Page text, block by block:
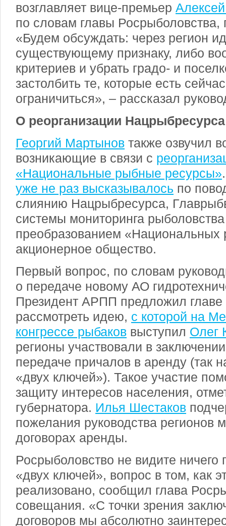
возглавляет вице-премьер
по словам главы Росрыболовства,
«Будем обсуждать: через регион
существующему признаку, либо
критериев и убрать градо- и
застолбить те, которые есть
ограничиться», – рассказал
О реорганизации Нацрыбресурса
Георгий Мартынов также озвучил
возникающие в связи с
«Национальные рыбные ресурсы»
уже не раз высказывалось по
слиянию Нацрыбресурса,
системы мониторинга
преобразованием «Национальных
акционерное общество.
Первый вопрос, по словам
о передаче новому АО
Президент АРПП предложил главе
рассмотреть идею, с которой на
конгрессе рыбаков выступил Олег
регионы участвовали в
передаче причалов в аренду (так
«двух ключей»). Такое участие
защиту интересов населения,
губернатора. Илья Шестаков
пожелания руководства регионов
договорах аренды.
Росрыболовство не видите ничего
«двух ключей», вопрос в том, как
реализовано, сообщил глава
совещания. «С точки зрения
договоров мы абсолютно